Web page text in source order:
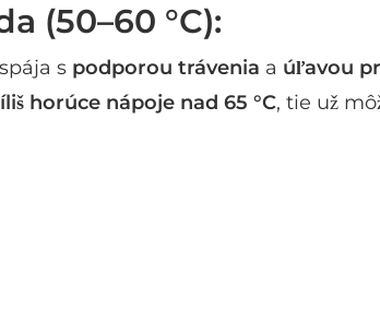
(50–60 °C):
s podporou trávenia a úľavou
horúce nápoje nad 65 °C, tie už